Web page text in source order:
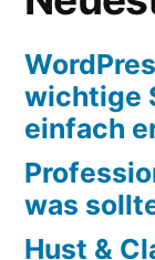
wichtige
einfach
was
Hust &